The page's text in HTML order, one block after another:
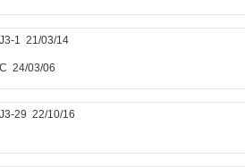
1 21/03/14
24/03/06
29 22/10/16